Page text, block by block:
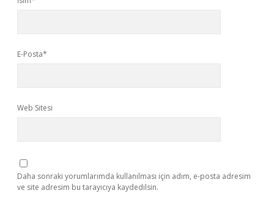
E-Posta*
Web Sitesi
Daha sonraki yorumlarımda kullanılması için adım, e-posta adresim
ve site adresim bu tarayıcıya kaydedilsin.